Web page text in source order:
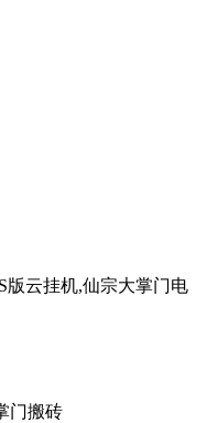
版云挂机,仙宗大掌门电
门搬砖